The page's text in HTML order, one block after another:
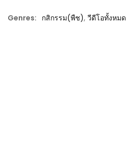
Genres: กสิกรรม(พืช), วีดีโอทั้งหมด